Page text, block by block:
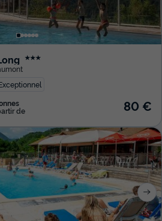
★★★
de 80 €